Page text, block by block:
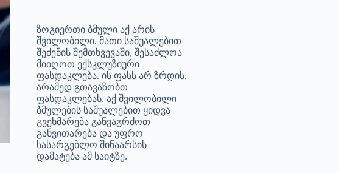
ზოგიერთი ბმული აქ არის
შვილობილი. მათი საშუალებით
შეძენის შემთხვევაში, შესაძლოა
მიიღოთ ექსკლუზიური
ფასდაკლება. ის ფასს არ ზრდის,
არამედ გთავაზობთ
ფასდაკლებას. აქ შვილობილი
ბმულების საშუალებით ყიდვა
გვეხმარება განვაგრძოთ
განვითარება და უფრო
სასარგებლო შინაარსის
დამატება ამ საიტზე.